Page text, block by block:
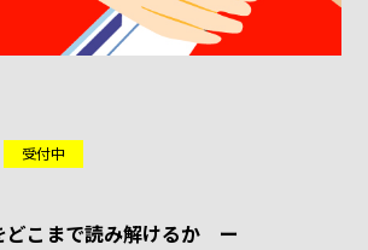
受付中
どこまで読み解けるか ー